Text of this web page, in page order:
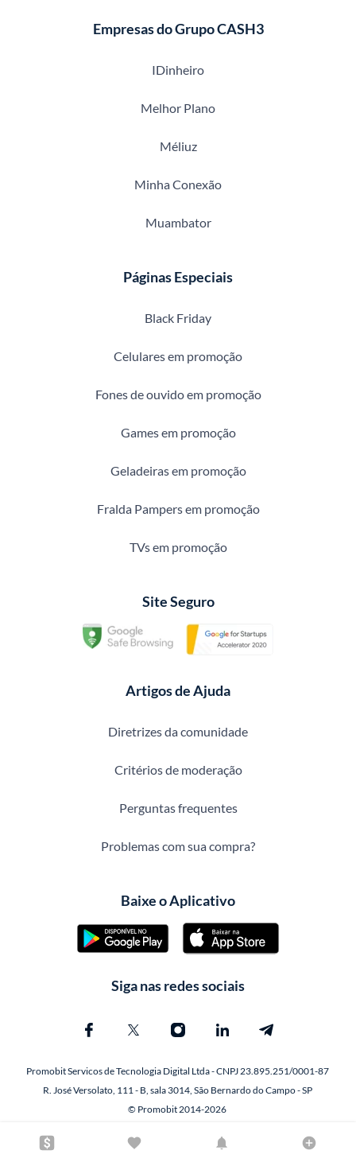
Empresas do Grupo CASH3
IDinheiro
Melhor Plano
Méliuz
Minha Conexão
Muambator
Páginas Especiais
Black Friday
Celulares em promoção
Fones de ouvido em promoção
Games em promoção
Geladeiras em promoção
Fralda Pampers em promoção
TVs em promoção
Site Seguro
Artigos de Ajuda
Diretrizes da comunidade
Critérios de moderação
Perguntas frequentes
Problemas com sua compra?
Baixe o Aplicativo
Siga nas redes sociais
Promobit Servicos de Tecnologia Digital Ltda - CNPJ 23.895.251/0001-87
R. José Versolato, 111 - B, sala 3014, São Bernardo do Campo - SP
© Promobit 2014-2026